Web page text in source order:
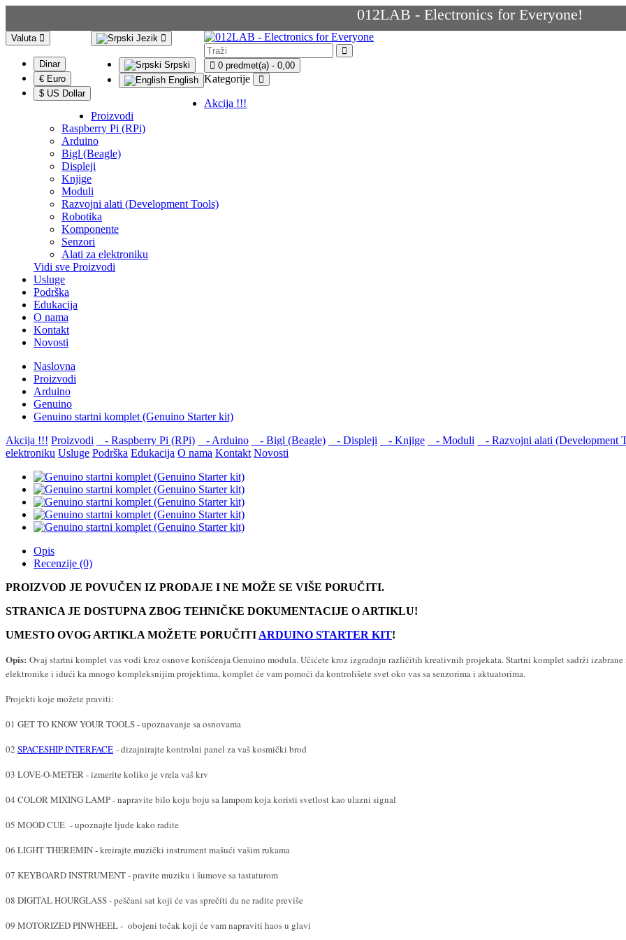
012LAB - Electronics for Everyone!
Valuta
Dinar
€ Euro
$ US Dollar
Jezik
Srpski
English
0 predmet(a) - 0,00
Kategorije
Akcija !!!
Proizvodi
Raspberry Pi (RPi)
Arduino
Bigl (Beagle)
Displеji
Knjige
Moduli
Razvojni alati (Development Tools)
Robotika
Komponente
Senzori
Alati za elektroniku
Vidi sve Proizvodi
Usluge
Podrška
Edukacija
O nama
Kontakt
Novosti
Naslovna
Proizvodi
Arduino
Genuino
Genuino startni komplet (Genuino Starter kit)
Akcija !!! Proizvodi - Raspberry Pi (RPi) - Arduino - Bigl (Beagle) - Displеji - Knjige - Moduli - Razvojni alati (Development
elektroniku Usluge Podrška Edukacija O nama Kontakt Novosti
Opis
Recenzije (0)
PROIZVOD JE POVUČEN IZ PRODAJE I NE MOŽE SE VIŠE PORUČITI.
STRANICA JE DOSTUPNA ZBOG TEHNIČKE DOKUMENTACIJE O ARTIKLU!
UMESTO OVOG ARTIKLA MOŽETE PORUČITI ARDUINO STARTER KIT!
Opis: Ovaj startni komplet vas vodi kroz osnove korišćenja Genuino modula. Učićete kroz izgradnju različitih kreativnih projekata. Startni komplet sadrži
elektronike i idući ka mnogo kompleksnijim projektima, komplet će vam pomoći da kontrolišete svet oko vas sa senzorima i aktuatorima.
Projekti koje možete praviti:
01 GET TO KNOW YOUR TOOLS - upoznavanje sa osnovama
02 SPACESHIP INTERFACE - dizajnirajte kontrolni panel za vaš kosmički brod
03 LOVE-O-METER - izmerite koliko je vrela vaš krv
04 COLOR MIXING LAMP - napravite bilo koju boju sa lampom koja koristi svetlost kao ulazni signal
05 MOOD CUE - upoznajte ljude kako radite
06 LIGHT THEREMIN - kreirajte muzički instrument mašući vašim rukama
07 KEYBOARD INSTRUMENT - pravite muziku i šumove sa tastaturom
08 DIGITAL HOURGLASS - peščani sat koji će vas sprečiti da ne radite previše
09 MOTORIZED PINWHEEL - obojeni točak koji će vam napraviti haos u glavi